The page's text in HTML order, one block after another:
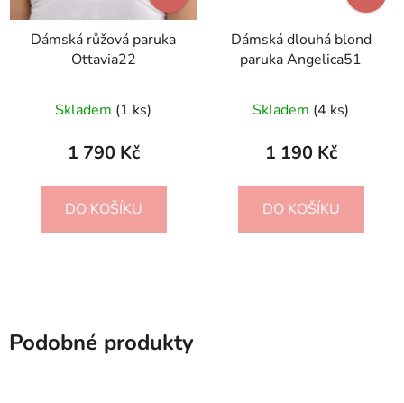
Dámská růžová paruka
Ottavia22
Skladem (1 ks)
1 790 Kč
DO KOŠÍKU
Dámská dlouhá blond
paruka Angelica51
Skladem (4 ks)
1 190 Kč
DO KOŠÍKU
Podobné produkty